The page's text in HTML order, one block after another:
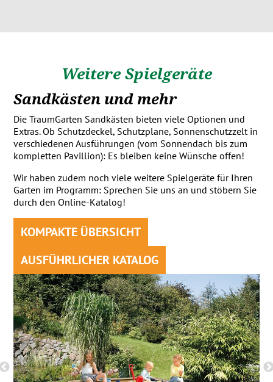
Weitere Spielgeräte
Sandkästen und mehr
Die TraumGarten Sandkästen bieten viele Optionen und
Extras. Ob Schutzdeckel, Schutzplane, Sonnenschutzzelt in
verschiedenen Ausführungen (vom Sonnendach bis zum
kompletten Pavillion): Es bleiben keine Wünsche offen!
Wir haben zudem noch viele weitere Spielgeräte für Ihren
Garten im Programm: Sprechen Sie uns an und stöbern Sie
durch den Online-Katalog!
KOMPAKTE ÜBERSICHT
AUSFÜHRLICHER KATALOG